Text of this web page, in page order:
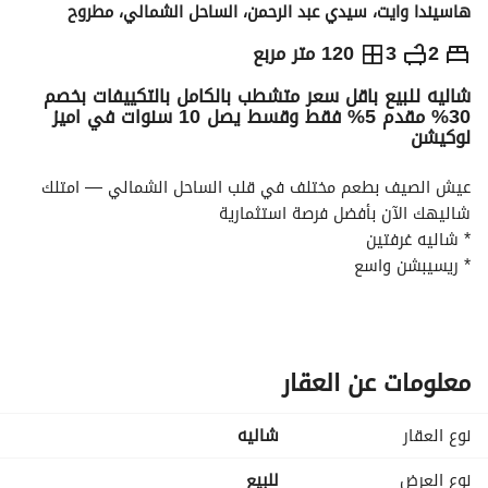
هاسيندا وايت، سيدي عبد الرحمن، الساحل الشمالي، مطروح
2
3 120 متر مربع ج.م 12,000,000
الاماكن القريبة
شاليه للبيع باقل سعر متشطب بالكامل بالتكييفات بخصم
30% مقدم 5% فقط وقسط يصل 10 سنوات في اميز
لوكيشن
شاليهك الآن بأفضل فرصة استثمارية
* شاليه غرفتين
* ريسيبشن واسع
* تصميم عصري واستغلال ممتاز للمساحات
* تشطيب فاخر
* استلام بمواصفات عالية الجودة
معلومات عن العقار
نوع العقار
شاليه
نوع العرض
للبيع